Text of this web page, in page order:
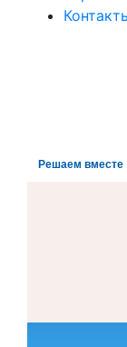
Решаем вместе